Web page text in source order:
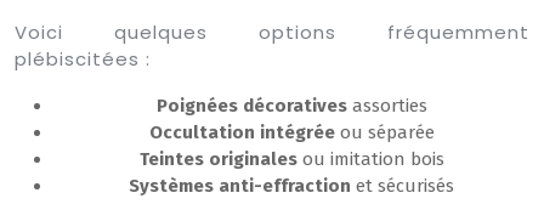
Voici quelques options fréquemment
plébiscitées :
Poignées décorativesassorties
Occultation intégréeou séparée
Teintes originalesou imitation bois
Systèmes anti-effraction et sécurisés